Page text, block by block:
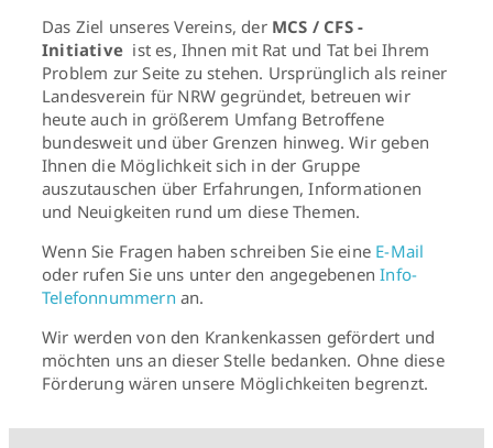
Das Ziel unseres Vereins, der MCS / CFS -
Initiative ist es, Ihnen mit Rat und Tat bei Ihrem
Problem zur Seite zu stehen. Ursprünglich als reiner
Landesverein für NRW gegründet, betreuen wir
heute auch in größerem Umfang Betroffene
bundesweit und über Grenzen hinweg. Wir geben
Ihnen die Möglichkeit sich in der Gruppe
auszutauschen über Erfahrungen, Informationen
und Neuigkeiten rund um diese Themen.
Wenn Sie Fragen haben schreiben Sie eine E-Mail
oder rufen Sie uns unter den angegebenenInfo-
Telefonnummern an.
Wir werden von den Krankenkassen gefördert und
möchten uns an dieser Stelle bedanken. Ohne diese
Förderung wären unsere Möglichkeiten begrenzt.